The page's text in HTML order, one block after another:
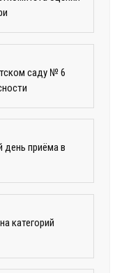
саду № 6
день приёма в
категорий